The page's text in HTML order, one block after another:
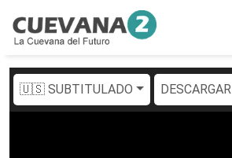
🇺🇸 SUBTITULADO DESCARGAR